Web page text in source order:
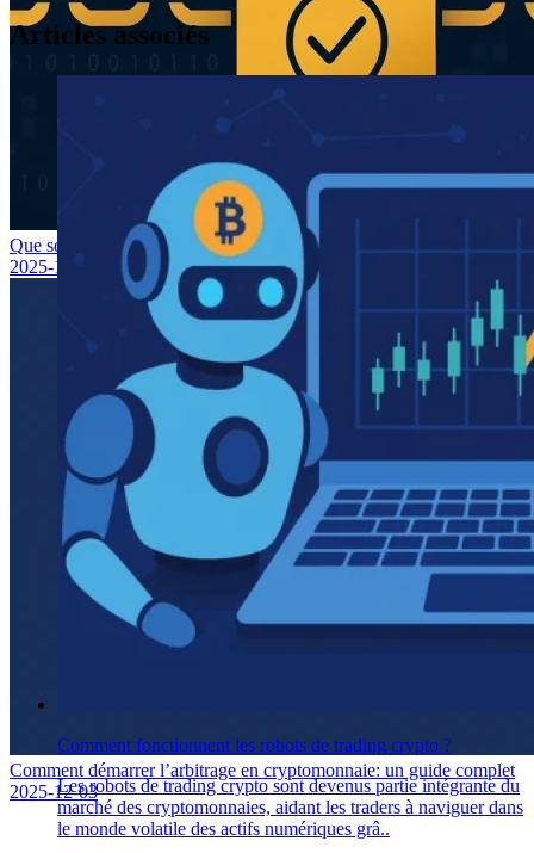
Que sont les contrats intelligents sur la blockchain ?
2025-12-03
Comment démarrer l’arbitrage en cryptomonnaie: un guide complet
2025-12-03
Articles associés
Comment fonctionnent les robots de trading crypto ?
Les robots de trading crypto sont devenus partie intégrante du
marché des cryptomonnaies, aidant les traders à naviguer dans
le monde volatile des actifs numériques grâ..